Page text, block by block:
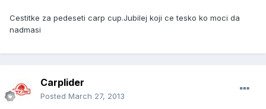
Cestitke za pedeseti carp cup.Jubilej koji ce tesko ko moci da
nadmasi
Carplider
Posted March 27, 2013